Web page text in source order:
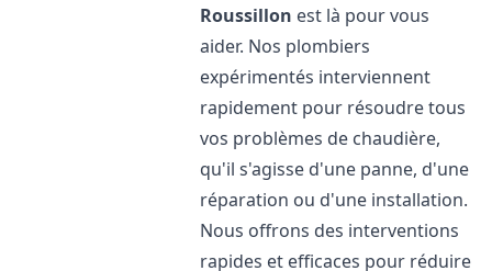
Roussillon est là pour vous
aider. Nos plombiers
expérimentés interviennent
rapidement pour résoudre tous
vos problèmes de chaudière,
qu'il s'agisse d'une panne, d'une
réparation ou d'une installation.
Nous offrons des interventions
rapides et efficaces pour réduire